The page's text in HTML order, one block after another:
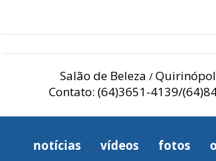
Salão de Beleza /
Contato: (64)3651-4139/
notícias vídeos fotos